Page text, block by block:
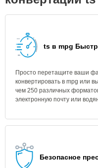
ts в mpg
Просто перетащите ваши
конвертировать в mpg или
чем 250 различных
электронную почту или
Безопасное